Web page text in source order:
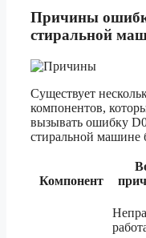
Причины
стиральной
Существует
компонентов,
вызывать ошибку
стиральной машине
Компонент